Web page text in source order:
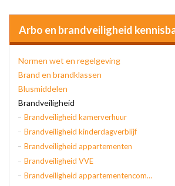
Arbo en brandveiligheid
Normen wet en regelgeving
Brand en brandklassen
Blusmiddelen
Brandveiligheid
Brandveiligheid kamerverhuur
Brandveiligheid kinderdagverblijf
Brandveiligheid appartementen
Brandveiligheid VVE
Brandveiligheid appartementencomplex